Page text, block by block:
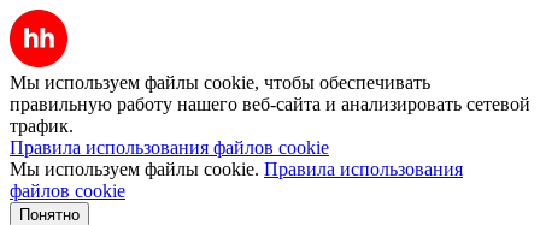
Мы используем файлы cookie, чтобы обеспечивать
правильную работу нашего веб-сайта и анализировать сетевой
трафик.
Правила использования файлов cookie
Мы используем файлы cookie. Правила использования
файлов cookie
Понятно